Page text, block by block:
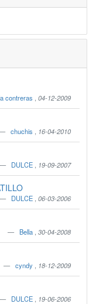
contreras 04-12-2009
chuchis 16-04-2010
DULCE 19-09-2007
DULCE 06-03-2006
Bella 30-04-2008
cyndy 18-12-2009
DULCE 19-06-2006